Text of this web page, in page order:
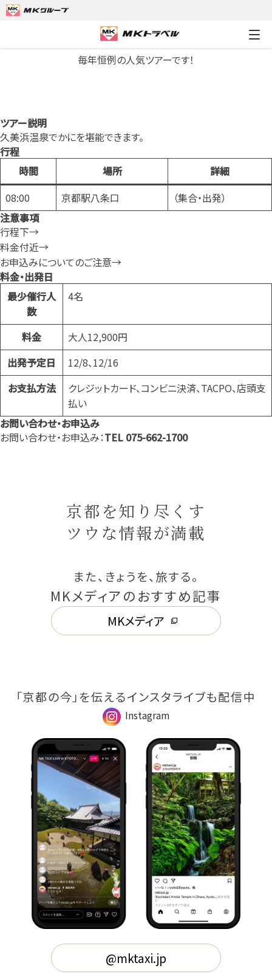
おすすめポイント
毎年恒例の人気ツアーです！
ツアー説明
久美浜温泉でかにを堪能できます。
行程
時間
場所
詳細
08:00
京都駅八条口
（集合・出発）
注意事項
行程下→
料金付近→
お申込みについてのご注意→
料金・出発日
最少催行人
数
4名
料金
大人12,900円
出発予定日
12/8、12/16
お支払方法
クレジットカード、コンビニ決済、TACPO、店頭支
払い
お問い合わせ・お申込み
お問い合わせ・お申込み：TEL 075-662-1700
京都を知り尽くす
ツウな情報が満載
また、きょうを、旅する。
MKメディアのおすすめ記事
MKメディア
「京都の今」を伝えるインスタライブも配信中
Instagram
@mktaxi.jp